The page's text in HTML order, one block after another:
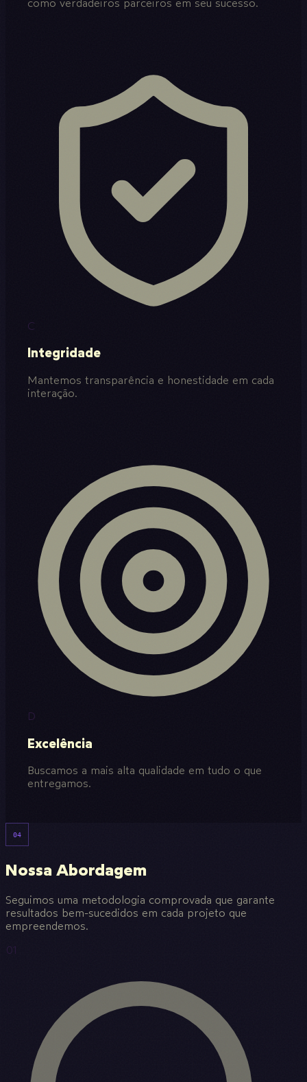
como verdadeiros parceiros em seu sucesso.
C
Integridade
Mantemos transparência e honestidade em cada
interação.
D
Excelência
Buscamos a mais alta qualidade em tudo o que
entregamos.
04
Nossa Abordagem
Seguimos uma metodologia comprovada que garante
resultados bem-sucedidos em cada projeto que
empreendemos.
01